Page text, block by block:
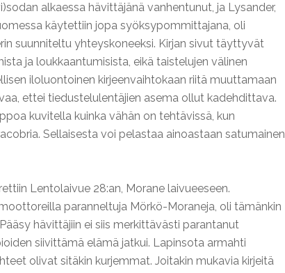
alkaessa hävittäjänä vanhentunut, ja Lysander,
käytettiin jopa syöksypommittajana, oli
suunniteltu yhteyskoneeksi. Kirjan sivut täyttyvät
ja loukkaantumisista, eikä taistelujen välinen
iloluontoinen kirjeenvaihtokaan riitä muuttamaan
ettei tiedustelulentäjien asema ollut kadehdittava.
kuvitella kuinka vähän on tehtävissä, kun
Sellaisesta voi pelastaa ainoastaan satumainen
Lentolaivue 28:an, Morane laivueeseen.
paranneltuja Mörkö-Moraneja, oli tämänkin
hävittäjiin ei siis merkittävästi parantanut
siivittämä elämä jatkui. Lapinsota armahti
olivat sitäkin kurjemmat. Joitakin mukavia kirjeitä